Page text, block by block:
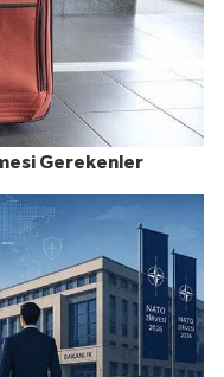
Gerekenler